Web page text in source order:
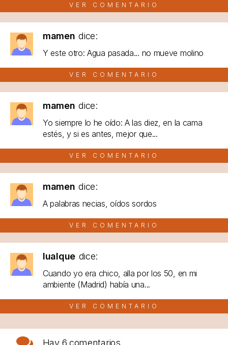
VER COMENTARIO
mamen dice:
Y este otro: Agua pasada... no mueve molino
VER COMENTARIO
mamen dice:
Yo siempre lo he oído: A las diez, en la cama
estés, y si es antes, mejor que...
VER COMENTARIO
mamen dice:
A palabras necias, oídos sordos
VER COMENTARIO
lualque dice:
Cuando yo era chico, alla por los 50, en mi
ambiente (Madrid) había una...
VER COMENTARIO